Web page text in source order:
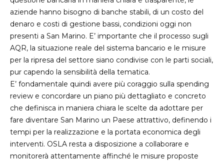
aziende hanno bisogno di banche stabili, di un costo del
denaro e costi di gestione bassi, condizioni oggi non
presenti a San Marino. E’ importante che il processo sugli
AQR, la situazione reale del sistema bancario e le misure
per la ripresa del settore siano condivise con le parti sociali,
pur capendo la sensibilità della tematica.
E’ fondamentale quindi avere più coraggio sulla spending
review e concordare un piano più dettagliato e concreto
che definisca in maniera chiara le scelte da adottare per
fare diventare San Marino un Paese attrattivo, definendo i
tempi per la realizzazione e la portata economica degli
interventi. OSLA resta a disposizione a collaborare e
monitorerà attentamente affinché le misure proposte